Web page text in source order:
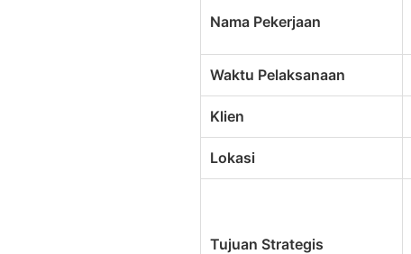
Nama Pekerjaan
Waktu Pelaksanaan
Klien
Lokasi
Tujuan Strategis